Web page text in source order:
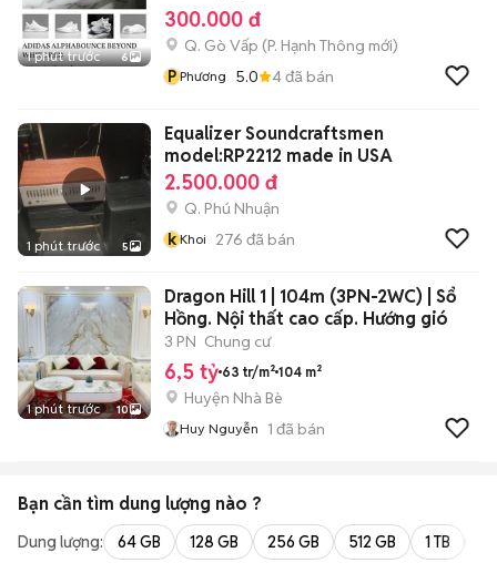
1 phút trước 6
300.000 đ
Q. Gò Vấp (P. Hạnh Thông mới)
P Phương 5.0 4đã bán
1 phút trước 5
Equalizer Soundcraftsmen
model:RP2212 made in USA
2.500.000 đ
Q. Phú Nhuận
k Khoi 276 đã bán
1 phút trước 10
Dragon Hill 1 | 104m (3PN-2WC) | Sổ
Hồng. Nội thất cao cấp. Hướng gió
3 PN Chung cư
6,5 tỷ 63 tr/m² 104 m²
Huyện Nhà Bè
Huy Nguyễn 1 đã bán
Bạn cần tìm dung lượng nào ?
Dung lượng: 64 GB 128 GB 256 GB 512 GB 1 TB